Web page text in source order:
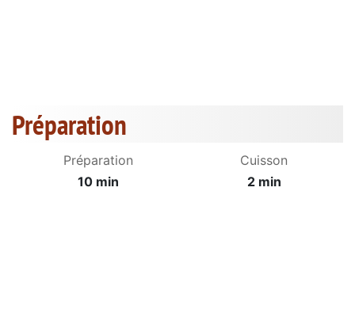
Préparation
Préparation
10 min
Cuisson
2 min